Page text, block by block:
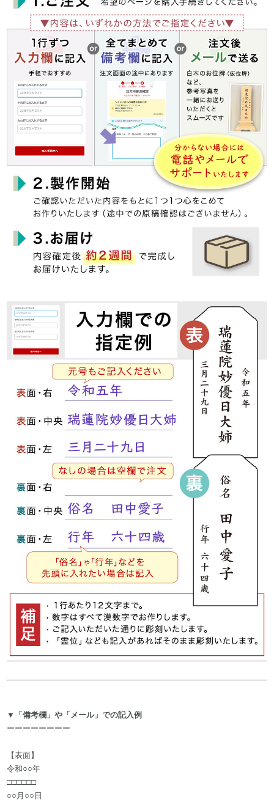
▼「備考欄」や「メール」での記入例
ーーーーーーーー
【表面】
令和○○年
□□□□□□
○○月○○日